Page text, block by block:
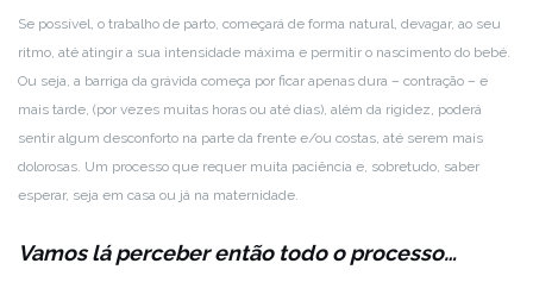
Se possível, o trabalho de parto, começará de forma natural, devagar, ao seu
ritmo, até atingir a sua intensidade máxima e permitir o nascimento do bebé.
Ou seja, a barriga da grávida começa por ficar apenas dura – contração – e
mais tarde, (por vezes muitas horas ou até dias), além da rigidez, poderá
sentir algum desconforto na parte da frente e/ou costas, até serem mais
dolorosas. Um processo que requer muita paciência e, sobretudo, saber
esperar, seja em casa ou já na maternidade.
Vamos lá perceber então todo o processo…